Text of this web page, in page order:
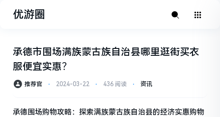
优游圈
承德市围场满族蒙古族自治县哪里逛街买衣
服便宜实惠？
推荐官 ⋅ 2024-03-22 ⋅ 436 阅读 ⋅ 资讯
承德围场购物攻略：探索满族蒙古族自治县的经济实惠购物